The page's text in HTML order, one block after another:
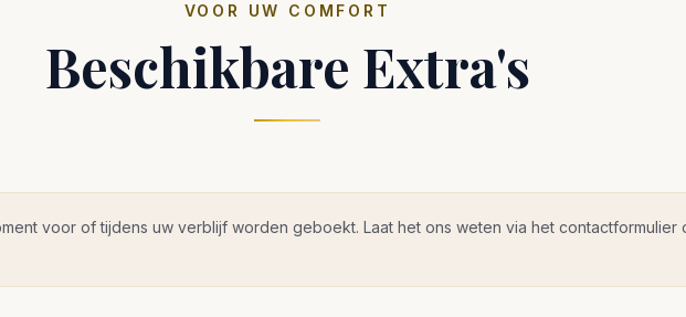
VOOR UW COMFORT
Beschikbare Extra's
voor of tijdens uw verblijf worden geboekt. Laat het ons weten via het contactformulier